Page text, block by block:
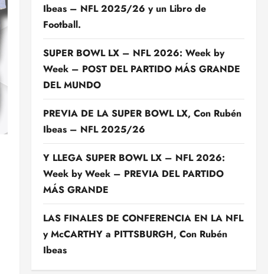
Ibeas – NFL 2025/26 y un Libro de
Football.
SUPER BOWL LX – NFL 2026: Week by
Week – POST DEL PARTIDO MÁS GRANDE
DEL MUNDO
PREVIA DE LA SUPER BOWL LX, Con Rubén
Ibeas – NFL 2025/26
Y LLEGA SUPER BOWL LX – NFL 2026:
Week by Week – PREVIA DEL PARTIDO
MÁS GRANDE
LAS FINALES DE CONFERENCIA EN LA NFL
y McCARTHY a PITTSBURGH, Con Rubén
Ibeas